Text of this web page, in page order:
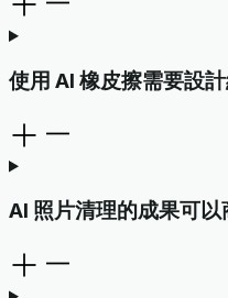
使用 AI 橡皮擦需要設
AI 照片清理的成果可以